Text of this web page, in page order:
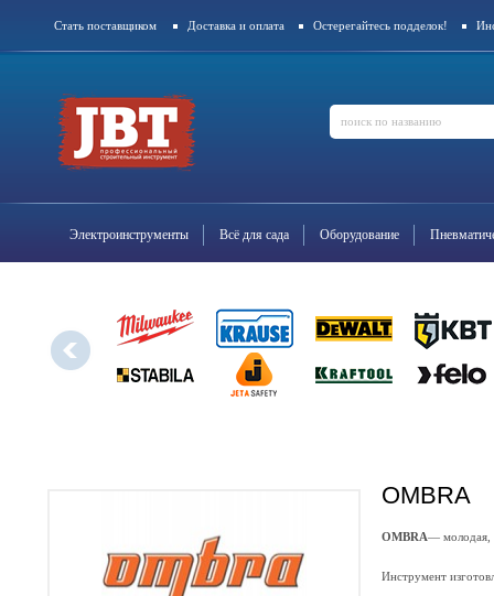
Стать поставщиком Доставка и оплата Остерегайтесь подделок!
Электроинструменты Всё для сада Оборудование
OMBRA
OMBRA— молодая,
Инструмент